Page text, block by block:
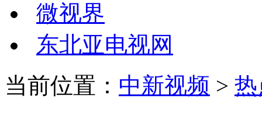
微视界
东北亚电视网
当前位置： 中新视频 >